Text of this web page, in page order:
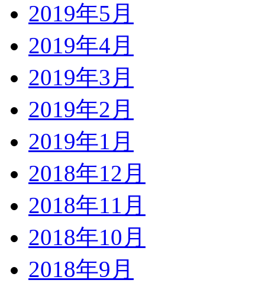
2019年5月
2019年4月
2019年3月
2019年2月
2019年1月
2018年12月
2018年11月
2018年10月
2018年9月